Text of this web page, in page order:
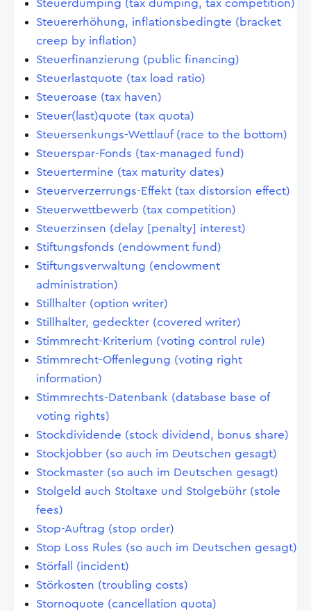
Steuerdumping (tax dumping, tax competition)
Steuererhöhung, inflationsbedingte (bracket
creep by inflation)
Steuerfinanzierung (public financing)
Steuerlastquote (tax load ratio)
Steueroase (tax haven)
Steuer(last)quote (tax quota)
Steuersenkungs-Wettlauf (race to the bottom)
Steuerspar-Fonds (tax-managed fund)
Steuertermine (tax maturity dates)
Steuerverzerrungs-Effekt (tax distorsion effect)
Steuerwettbewerb (tax competition)
Steuerzinsen (delay [penalty] interest)
Stiftungsfonds (endowment fund)
Stiftungsverwaltung (endowment
administration)
Stillhalter (option writer)
Stillhalter, gedeckter (covered writer)
Stimmrecht-Kriterium (voting control rule)
Stimmrecht-Offenlegung (voting right
information)
Stimmrechts-Datenbank (database base of
voting rights)
Stockdividende (stock dividend, bonus share)
Stockjobber (so auch im Deutschen gesagt)
Stockmaster (so auch im Deutschen gesagt)
Stolgeld auch Stoltaxe und Stolgebühr (stole
fees)
Stop-Auftrag (stop order)
Stop Loss Rules (so auch im Deutschen gesagt)
Störfall (incident)
Störkosten (troubling costs)
Stornoquote (cancellation quota)